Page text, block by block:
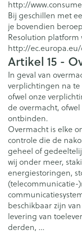
http://
Bij geschillen met
je bovendien
Resolution platform
http://
Artikel 15 -
In geval van
verplichtingen na
ofwel onze
de overmacht,
ontbinden.
Overmacht is elke
controle die de
geheel of
wij onder meer,
energiestoringen,
(telecommunicatie-
beschikbaar zijn
levering van
derden, ...